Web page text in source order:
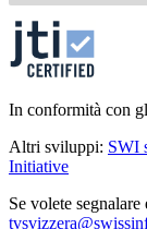
In conformità con
Altri sviluppi: SWI
Initiative
Se volete